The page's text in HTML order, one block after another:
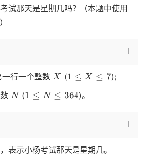
试那天是星期几吗？（本题中使用
一行一个整数 X
X (1
X
1 ≤ X ≤ 7);
N
N (1
364
1 ≤ N ≤ 364)。
表示小杨考试那天是星期几。